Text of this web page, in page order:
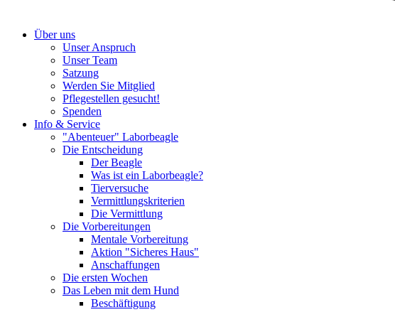
Über uns
Unser Anspruch
Unser Team
Satzung
Werden Sie Mitglied
Pflegestellen gesucht!
Spenden
Info & Service
"Abenteuer" Laborbeagle
Die Entscheidung
Der Beagle
Was ist ein Laborbeagle?
Tierversuche
Vermittlungskriterien
Die Vermittlung
Die Vorbereitungen
Mentale Vorbereitung
Aktion "Sicheres Haus"
Anschaffungen
Die ersten Wochen
Das Leben mit dem Hund
Beschäftigung